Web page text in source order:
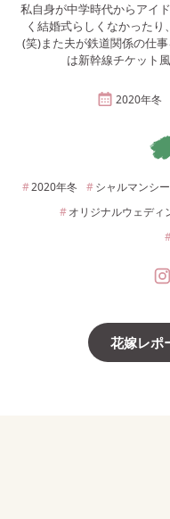
私自身が中学時代からアイ
く結婚式らしくなかった
(笑)また夫が鉄道関係の仕
は新幹線チケット
2020年冬
2020年冬 シャルマンシ
オリジナルウェディ
花嫁レポ